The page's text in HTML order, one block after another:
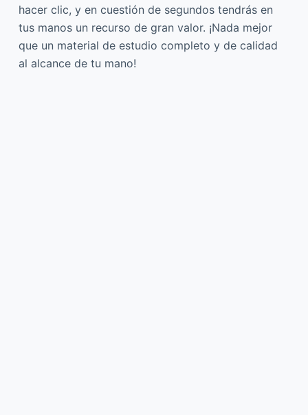
hacer clic, y en cuestión de segundos tendrás en
tus manos un recurso de gran valor. ¡Nada mejor
que un material de estudio completo y de calidad
al alcance de tu mano!